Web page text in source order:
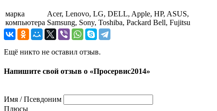
марка
компьютера
Acer, Lenovo, LG, DELL, Apple, HP, ASUS,
Samsung, Sony, Toshiba, Packard Bell, Fujitsu
Ещё никто не оставил отзыв.
Напишите свой отзыв о «Просервис2014»
Имя / Псевдоним
Плюсы